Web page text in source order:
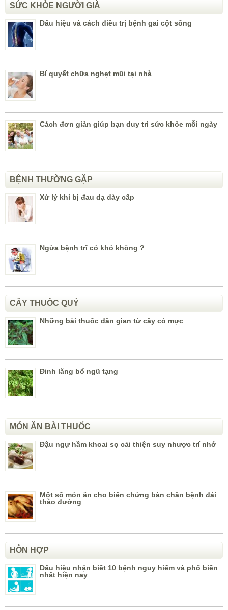
SỨC KHỎE NGƯỜI GIÀ
Dấu hiệu và cách điều trị bệnh gai cột sống
Bí quyết chữa nghẹt mũi tại nhà
Cách đơn giản giúp bạn duy trì sức khỏe mỗi ngày
BỆNH THƯỜNG GẶP
Xử lý khi bị đau dạ dày cấp
Ngừa bệnh trĩ có khó không ?
CÂY THUỐC QUÝ
Những bài thuốc dân gian từ cây cỏ mực
Đinh lăng bổ ngũ tạng
MÓN ĂN BÀI THUỐC
Đậu ngự hầm khoai sọ cải thiện suy nhược trí nhớ
Một số món ăn cho biến chứng bàn chân bệnh đái
tháo đường
HỖN HỢP
Dấu hiệu nhận biết 10 bệnh nguy hiểm và phổ biến
nhất hiện nay